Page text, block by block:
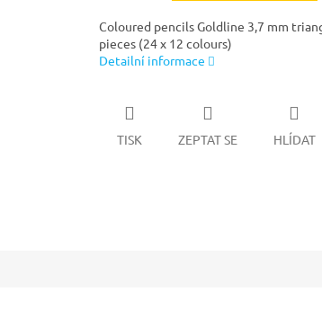
Coloured pencils Goldline 3,7 mm
pieces (24 x 12 colours)
Detailní informace
TISK ZEPTAT SE HLÍDAT